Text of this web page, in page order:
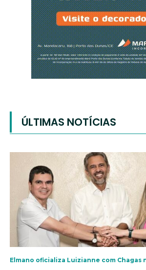
ÚLTIMAS NOTÍCIAS
Elmano oficializa Luizianne com Chagas